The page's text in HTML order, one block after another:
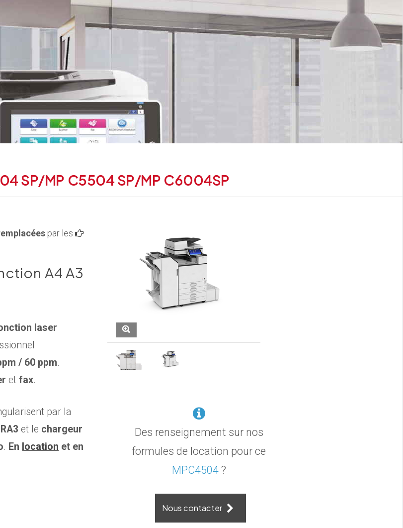
SP/MP C5504 SP/MP C6004SP
par les
A4 A3
laser
/ 60 ppm.
etfax.
par la
et le chargeur
. En location et en
Des renseignement sur nos
formules de location pour ce
MPC4504?
Nous contacter